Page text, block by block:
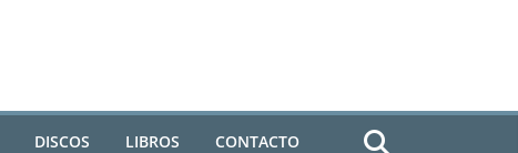
DISCOS LIBROS CONTACTO